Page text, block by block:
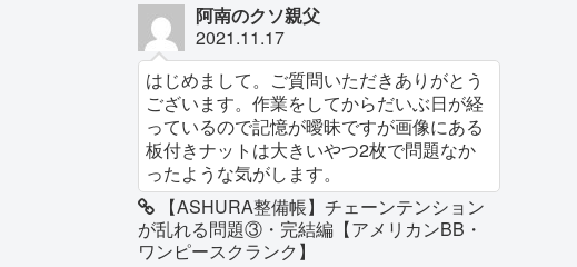
阿南のクソ親父
2021.11.17
はじめまして。ご質問いただきありがとう
ございます。作業をしてからだいぶ日が経
っているので記憶が曖昧ですが画像にある
板付きナットは大きいやつ2枚で問題なか
ったような気がします。
【ASHURA整備帳】チェーンテンション
が乱れる問題③・完結編【アメリカンBB・
ワンピースクランク】